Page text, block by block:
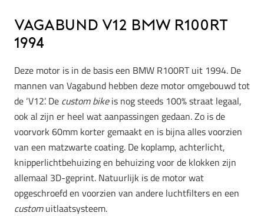
Vagabund V12 BMW R100RT
1994
Deze motor is in de basis een BMW R100RT uit 1994. De
mannen van Vagabund hebben deze motor omgebouwd tot
de ‘V12’. De custom bikeis nog steeds 100% straat legaal,
ook al zijn er heel wat aanpassingen gedaan. Zo is de
voorvork 60mm korter gemaakt en is bijna alles voorzien
van een matzwarte coating. De koplamp, achterlicht,
knipperlichtbehuizing en behuizing voor de klokken zijn
allemaal 3D-geprint. Natuurlijk is de motor wat
opgeschroefd en voorzien van andere luchtfilters en een
customuitlaatsysteem.